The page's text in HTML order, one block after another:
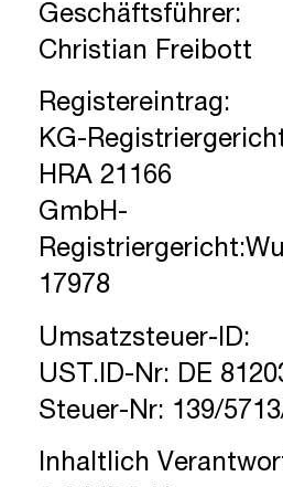
Geschäftsführer:
Christian Freibott
Registereintrag:
KG-
HRA 21166
GmbH-
17978
Umsatzsteuer-ID:
UST.ID-Nr: DE
Steuer-Nr: 139/
Inhaltlich